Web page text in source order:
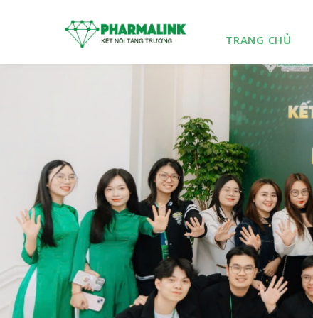
TRANG CHỦ